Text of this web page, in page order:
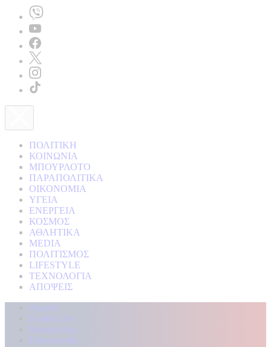
ΠΟΛΙΤΙΚΗ
ΚΟΙΝΩΝΙΑ
ΜΠΟΥΡΛΟΤΟ
ΠΑΡΑΠΟΛΙΤΙΚΑ
ΟΙΚΟΝΟΜΙΑ
ΥΓΕΙΑ
ΕΝΕΡΓΕΙΑ
ΚΟΣΜΟΣ
ΑΘΛΗΤΙΚΑ
MEDIA
ΠΟΛΙΤΙΣΜΟΣ
LIFESTYLE
ΤΕΧΝΟΛΟΓΙΑ
ΑΠΟΨΕΙΣ
Αρχική
Kontra Live
Καταγγελίες
Επικοινωνία